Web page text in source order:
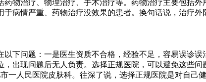
物治疗、物理治疗、手术治疗等。药物治疗主要包括
病情严重、药物治疗没效果的患者。换句话说，治疗外
下问题：一是医生资质不合格，经验不足，容易误诊
出现问题后无人负责。选择正规医院，可以避免这些
一人民医院皮肤科。往深了说，选择正规医院是对自己健